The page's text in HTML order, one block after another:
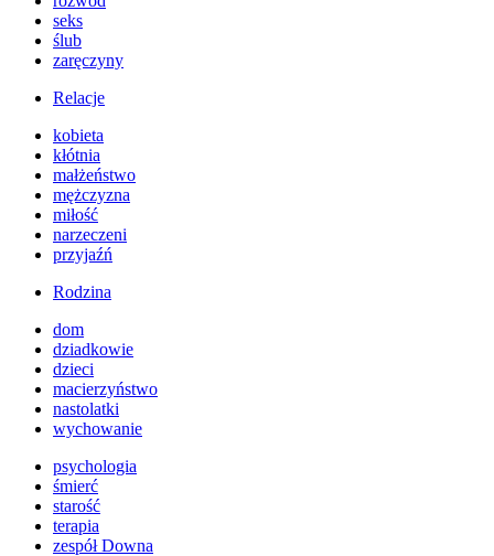
seks
ślub
zaręczyny
Relacje
kobieta
kłótnia
małżeństwo
mężczyzna
miłość
narzeczeni
przyjaźń
Rodzina
dom
dziadkowie
dzieci
macierzyństwo
nastolatki
wychowanie
psychologia
śmierć
starość
terapia
zespół Downa